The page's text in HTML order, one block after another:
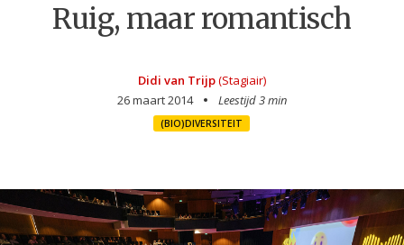
Ruig, maar romantisch
Didi van Trijp(Stagiair)
26 maart 2014
Leestijd 3 min
(BIO)DIVERSITEIT